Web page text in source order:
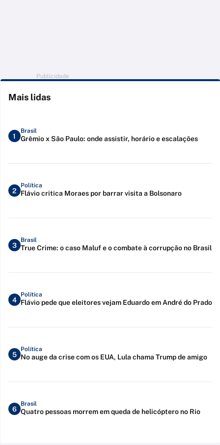
Publicidade
Mais lidas
1
Brasil
Grêmio x São Paulo: onde assistir, horário e escalações
2
Política
Flávio critica Moraes por barrar visita a Bolsonaro
3
Brasil
True Crime: o caso Maluf e o combate à corrupção no Brasil
4
Política
Flávio pede que eleitores vejam Eduardo em André do Prado
5
Política
No auge da crise com os EUA, Lula chama Trump de amigo
6
Brasil
Quatro pessoas morrem em queda de helicóptero no Rio